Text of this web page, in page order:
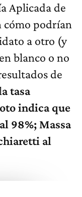
Aplicada de
cómo podrían
a otro (y
blanco o no
de
a tasa
indica que
98%; Massa
al